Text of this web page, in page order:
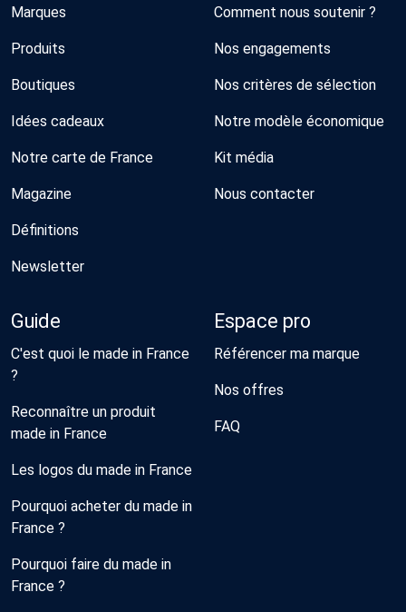
Marques
Produits
Boutiques
Idées cadeaux
Notre carte de France
Magazine
Définitions
Newsletter
Comment nous soutenir ?
Nos engagements
Nos critères de sélection
Notre modèle économique
Kit média
Nous contacter
Guide
C'est quoi le made in France
?
Reconnaître un produit
made in France
Les logos du made in France
Pourquoi acheter du made in
France ?
Pourquoi faire du made in
France ?
Espace pro
Référencer ma marque
Nos offres
FAQ